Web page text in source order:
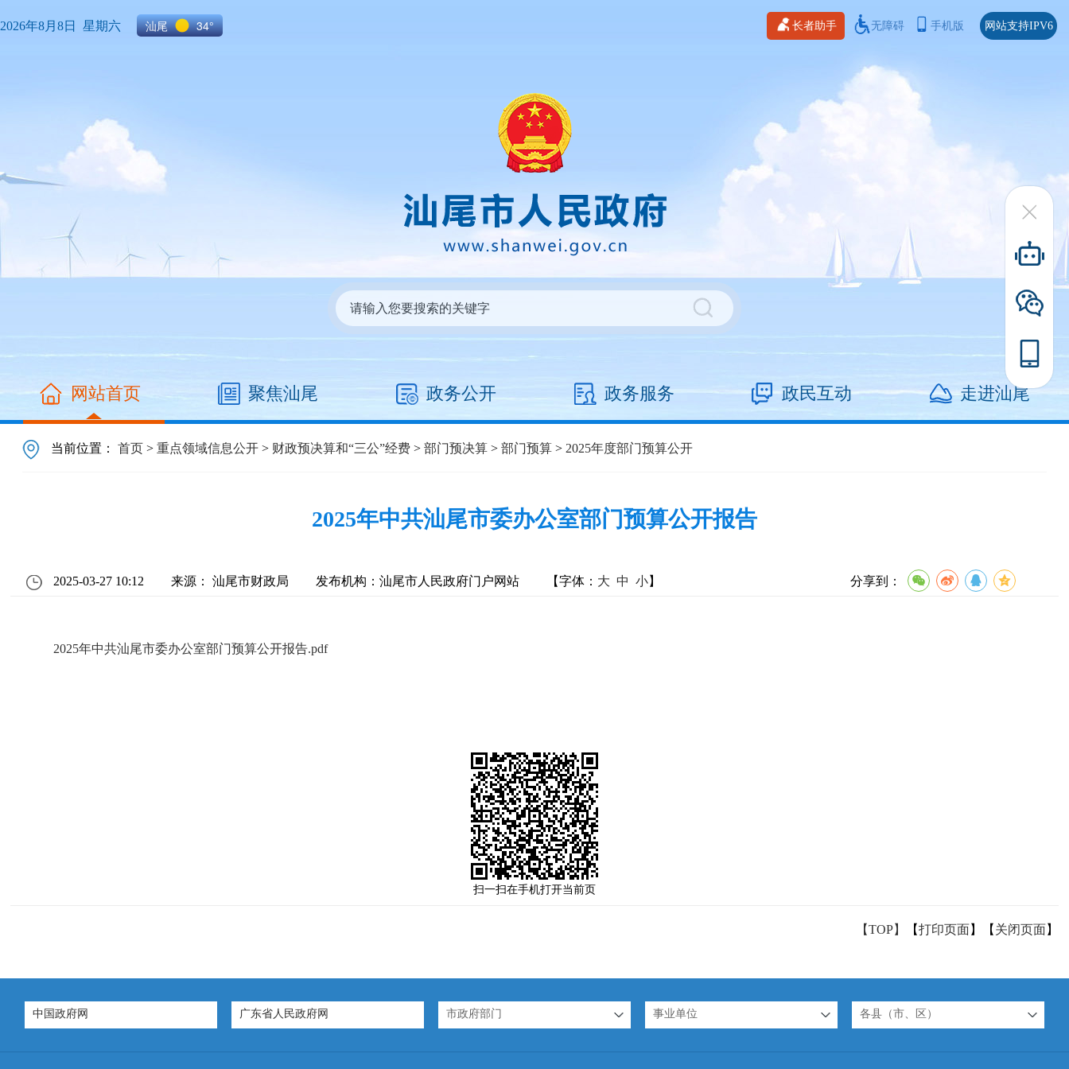
2026年8月8日 星期六 汕尾 34° 长者助手 无障碍 手机版 网站支持IPV6
网站首页 聚焦汕尾 政务公开 政务服务 政民互动 走进汕尾
当前位置：首页 >重点领域信息公开 > 财政预决算和“三公”经费 >部门预决算 >部门预算 > 2025年度部门预算公开
2025年中共汕尾市委办公室部门预算公开报告
2025-03-27 10:12 来源： 汕尾市财政局 发布机构：汕尾市人民政府门户网站 【字体： 大 中 小】 分享到：
2025年中共汕尾市委办公室部门预算公开报告.pdf
扫一扫在手机打开当前页
【TOP】 【打印页面】【 关闭页面】
中国政府网 广东省人民政府网 市政府部门 事业单位 各县（市、区）